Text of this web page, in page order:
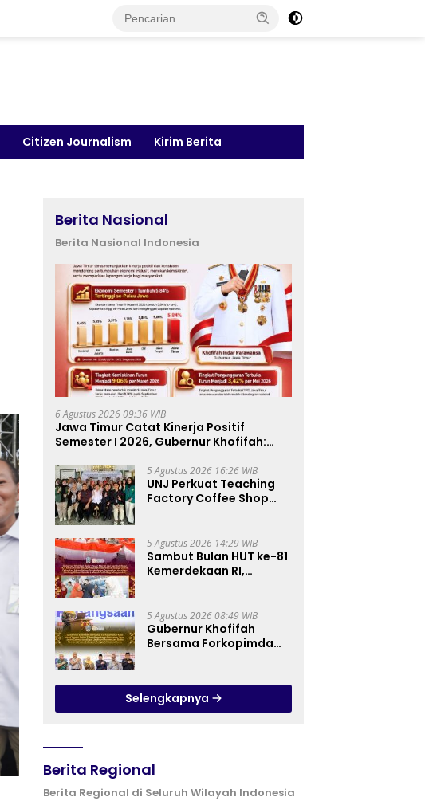
Citizen Journalism Kirim Berita
Berita Nasional
Berita Nasional Indonesia
6 Agustus 2026 09:36 WIB
Jawa Timur Catat Kinerja Positif
Semester I 2026, Gubernur Khofifah:
Pulau Jawa
5 Agustus 2026 16:26 WIB
UNJ Perkuat Teaching
Factory Coffee Shop
Cookies di SLBN 2
Central Kota Cimahi
5 Agustus 2026 14:29 WIB
Sambut Bulan HUT ke-81
Kemerdekaan RI,
Murah di Gresik dengan
Berbagi Ribuan Bendera
Merah Putih Bagi
5 Agustus 2026 08:49 WIB
Gubernur Khofifah
Bersama Forkopimda
Komitmen Jaga
Kedamaian Jawa Timur
serta Semangat
Selengkapnya
Berita Regional
Berita Regional di Seluruh Wilayah Indonesia